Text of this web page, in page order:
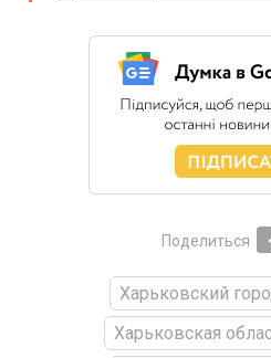
Поделиться
Харьковский
Харьковская